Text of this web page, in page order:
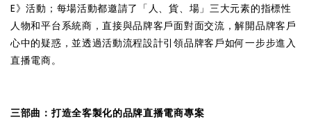
E》活動；每場活動都邀請了「人、貨、場」三大元素的指標性
人物和平台系統商，直接與品牌客戶面對面交流，解開品牌客戶
心中的疑惑，並透過活動流程設計引領品牌客戶如何一步步進入
直播電商。
三部曲：打造全客製化的品牌直播電商專案